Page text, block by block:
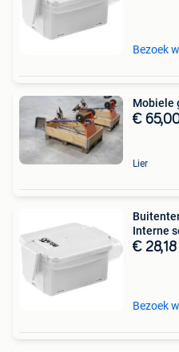
Bezoek
Mobiele
€
Lier
Interne
€ 28,18
Bezoek